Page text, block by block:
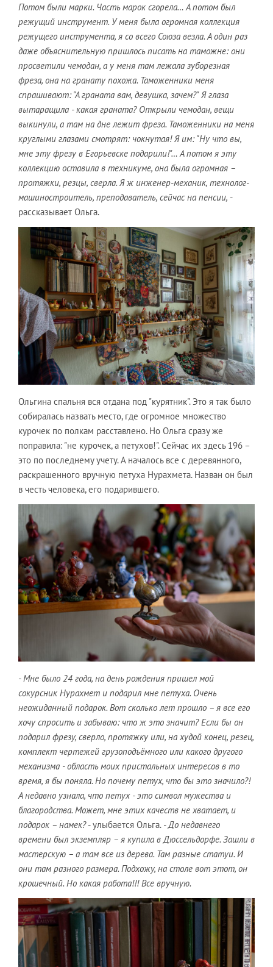
Потом были марки. Часть марок сгорела… А потом был
режущий инструмент. У меня была огромная коллекция
режущего инструмента, я со всего Союза везла. А один раз
даже объяснительную пришлось писать на таможне: они
просветили чемодан, а у меня там лежала зуборезная
фреза, она на гранату похожа. Таможенники меня
спрашивают: "А граната вам, девушка, зачем?" Я глаза
вытаращила - какая граната? Открыли чемодан, вещи
выкинули, а там на дне лежит фреза. Таможенники на меня
круглыми глазами смотрят: чокнутая! Я им: "Ну что вы,
мне эту фрезу в Егорьевске подарили!"… А потом я эту
коллекцию оставила в техникуме, она была огромная –
протяжки, резцы, сверла. Я ж инженер-механик, технолог-
машиностроитель, преподаватель, сейчас на пенсии, -
рассказывает Ольга.
Ольгина спальня вся отдана под "курятник". Это я так было
собиралась назвать место, где огромное множество
курочек по полкам расставлено. Но Ольга сразу же
поправила: "не курочек, а петухов!". Сейчас их здесь 196 –
это по последнему учету. А началось все с деревянного,
раскрашенного вручную петуха Нурахмета. Назван он был
в честь человека, его подарившего.
- Мне было 24 года, на день рождения пришел мой
сокурсник Нурахмет и подарил мне петуха. Очень
неожиданный подарок. Вот сколько лет прошло – я все его
хочу спросить и забываю: что ж это значит? Если бы он
подарил фрезу, сверло, протяжку или, на худой конец, резец,
комплект чертежей грузоподъёмного или какого другого
механизма - область моих пристальных интересов в то
время, я бы поняла. Но почему петух, что бы это значило?!
А недавно узнала, что петух - это символ мужества и
благородства. Может, мне этих качеств не хватает, и
подарок – намек?- улыбается Ольга. - До недавнего
времени был экземпляр – я купила в Дюссельдорфе. Зашли в
мастерскую – а там все из дерева. Там разные статуи. И
они там разного размера. Подхожу, на столе вот этот, он
крошечный. Но какая работа!!! Все вручную.